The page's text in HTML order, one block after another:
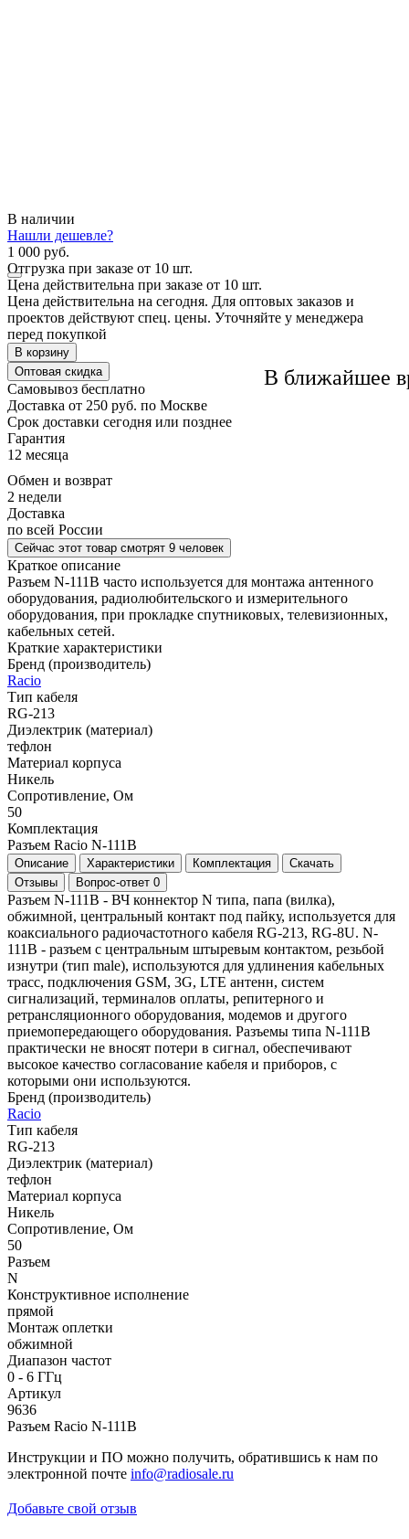
В наличии
Нашли дешевле?
В ближайшее
1 000 руб.
Отгрузка при заказе от 10 шт.
Цена действительна при заказе от 10 шт.
Цена действительна на сегодня. Для оптовых заказов и
проектов действуют спец. цены. Уточняйте у менеджера
перед покупкой
В корзину
Оптовая скидка
Самовывоз бесплатно
Доставка от 250 руб. по Москве
Cрок доставки сегодня или позднее
Гарантия
12 месяца
Обмен и возврат
2 недели
Доставка
по всей России
Сейчас этот товар смотрят 9 человек
Краткое описание
Разъем N-111B часто используется для монтажа антенного
оборудования, радиолюбительского и измерительного
оборудования, при прокладке спутниковых, телевизионных,
кабельных сетей.
Краткие характеристики
Бренд (производитель)
Raciо
Тип кабеля
RG-213
Диэлектрик (материал)
тефлон
Материал корпуса
Никель
Сопротивление, Ом
50
Комплектация
Разъем Racio N-111B
Описание Характеристики Комплектация
Скачать
Отзывы
Вопрос-ответ 0
Разъем N-111B - ВЧ коннектор N типа, папа (вилка),
обжимной, центральный контакт под пайку, используется для
коаксиального радиочастотного кабеля RG-213, RG-8U. N-
111B - разъем с центральным штыревым контактом, резьбой
изнутри (тип male), используются для удлинения кабельных
трасс, подключения GSM, 3G, LTE антенн, систем
сигнализаций, терминалов оплаты, репитерного и
ретрансляционного оборудования, модемов и другого
приемопередающего оборудования. Разъемы типа N-111B
практически не вносят потери в сигнал, обеспечивают
высокое качество согласование кабеля и приборов, с
которыми они используются.
Бренд (производитель)
Raciо
Тип кабеля
RG-213
Диэлектрик (материал)
тефлон
Материал корпуса
Никель
Сопротивление, Ом
50
Разъем
N
Конструктивное исполнение
прямой
Монтаж оплетки
обжимной
Диапазон частот
0 - 6 ГГц
Артикул
9636
Разъем Racio N-111B
Инструкции и ПО можно получить, обратившись к нам по
электронной почте info@radiosale.ru
Добавьте свой отзыв